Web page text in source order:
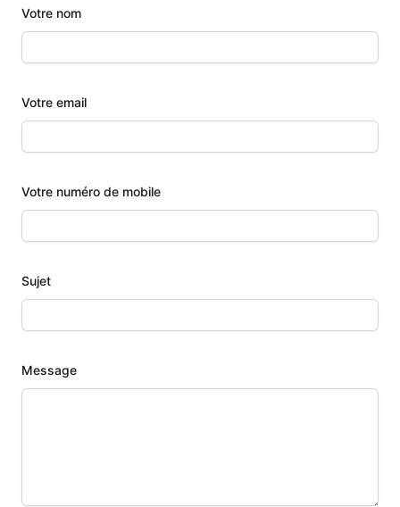
Votre nom
Votre email
Votre numéro de mobile
Sujet
Message